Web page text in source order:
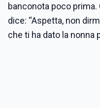
banconota poco
dice: “Aspetta, non
che ti ha dato la nonna